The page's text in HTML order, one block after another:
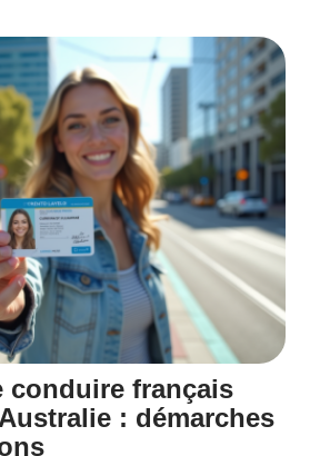
conduire français
: démarches